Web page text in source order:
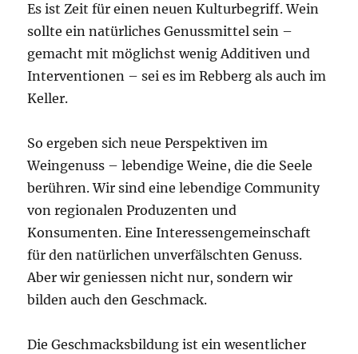
Es ist Zeit für einen neuen Kulturbegriff. Wein
sollte ein natürliches Genussmittel sein –
gemacht mit möglichst wenig Additiven und
Interventionen – sei es im Rebberg als auch im
Keller.
So ergeben sich neue Perspektiven im
Weingenuss – lebendige Weine, die die Seele
berühren. Wir sind eine lebendige Community
von regionalen Produzenten und
Konsumenten. Eine Interessengemeinschaft
für den natürlichen unverfälschten Genuss.
Aber wir geniessen nicht nur, sondern wir
bilden auch den Geschmack.
Die Geschmacksbildung ist ein wesentlicher